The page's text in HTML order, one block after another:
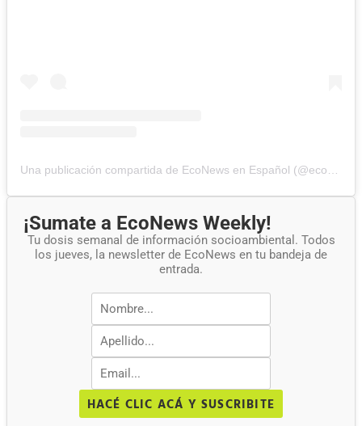
¡Sumate a EcoNews Weekly!
Tu dosis semanal de información socioambiental. Todos
los jueves, la newsletter de EcoNews en tu bandeja de
entrada.
HACÉ CLIC ACÁ Y SUSCRIBITE